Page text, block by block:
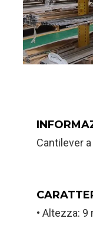
Cantilever
• Altezza: 9